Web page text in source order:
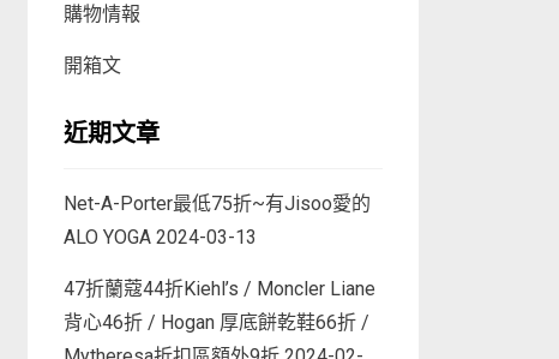
購物情報
開箱文
近期文章
Net-A-Porter最低75折~有Jisoo愛的
ALO YOGA 2024-03-13
47折蘭蔻44折Kiehl’s / Moncler Liane
背心46折 / Hogan 厚底餅乾鞋66折 /